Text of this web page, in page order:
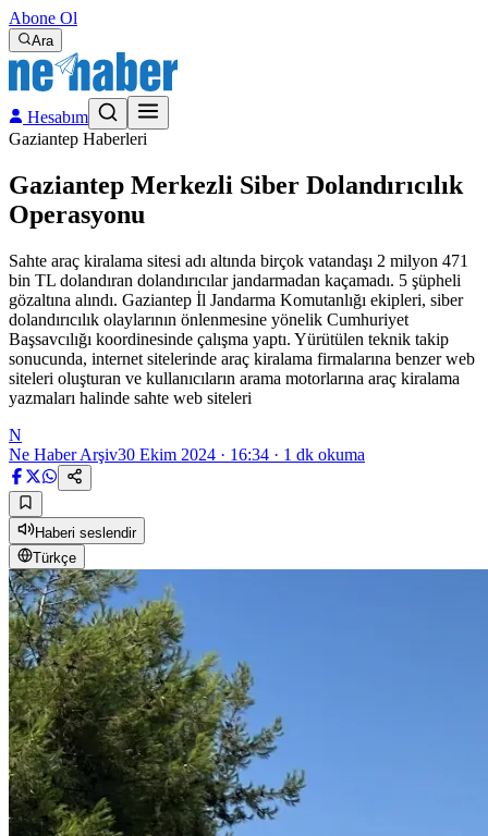
Abone Ol
Ara
Hesabım
Gaziantep Haberleri
Gaziantep Merkezli Siber Dolandırıcılık
Operasyonu
Sahte araç kiralama sitesi adı altında birçok vatandaşı 2 milyon 471
bin TL dolandıran dolandırıcılar jandarmadan kaçamadı. 5 şüpheli
gözaltına alındı. Gaziantep İl Jandarma Komutanlığı ekipleri, siber
dolandırıcılık olaylarının önlenmesine yönelik Cumhuriyet
Başsavcılığı koordinesinde çalışma yaptı. Yürütülen teknik takip
sonucunda, internet sitelerinde araç kiralama firmalarına benzer web
siteleri oluşturan ve kullanıcıların arama motorlarına araç kiralama
yazmaları halinde sahte web siteleri
N
Ne Haber Arşiv30 Ekim 2024 · 16:34 · 1 dk okuma
Haberi seslendir
Türkçe